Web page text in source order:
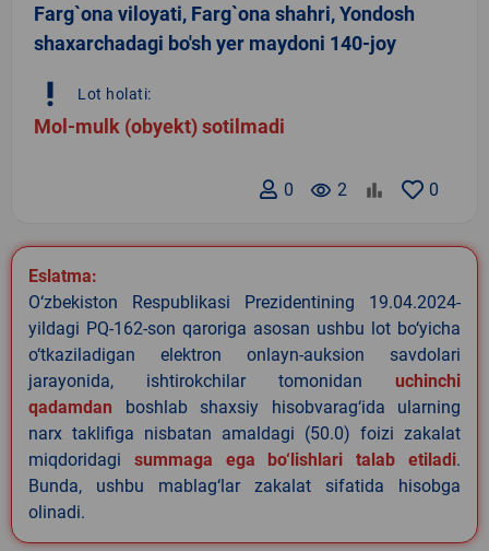
Farg`ona viloyati, Farg`ona shahri, Yondosh
shaxarchadagi bo'sh yer maydoni 140-joy
priority_high Lot holati:
Mol-mulk (obyekt) sotilmadi
0
remove_red_eye 2
0
Eslatma:
O‘zbekiston Respublikasi Prezidentining 19.04.2024-
yildagi PQ-162-son qaroriga asosan ushbu lot bo‘yicha
o‘tkaziladigan elektron onlayn-auksion savdolari
jarayonida, ishtirokchilar tomonidan uchinchi
qadamdan boshlab shaxsiy hisobvarag‘ida ularning
narx taklifiga nisbatan amaldagi (50.0) foizi zakalat
miqdoridagi summaga ega bo‘lishlari talab etiladi.
Bunda, ushbu mablag‘lar zakalat sifatida hisobga
olinadi.